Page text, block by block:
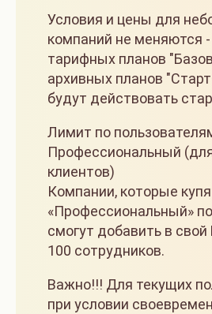
Условия и цены для
компаний не меняются
тарифных планов
архивных планов
будут действовать
Лимит по
Профессиональный
клиентов)
Компании, которые
«Профессиональный»
смогут добавить в
100 сотрудников.
Важно!!! Для текущих
при условии